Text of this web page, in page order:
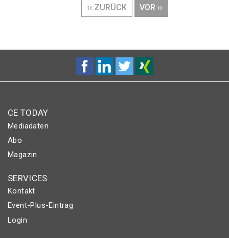
VORHERIGE
SEITE
‹‹ ZURÜCK
NÄCHSTE
SEITE
VOR ››
CE TODAY
Mediadaten
Abo
Magazin
SERVICES
Kontakt
Event-Plus-Eintrag
Login